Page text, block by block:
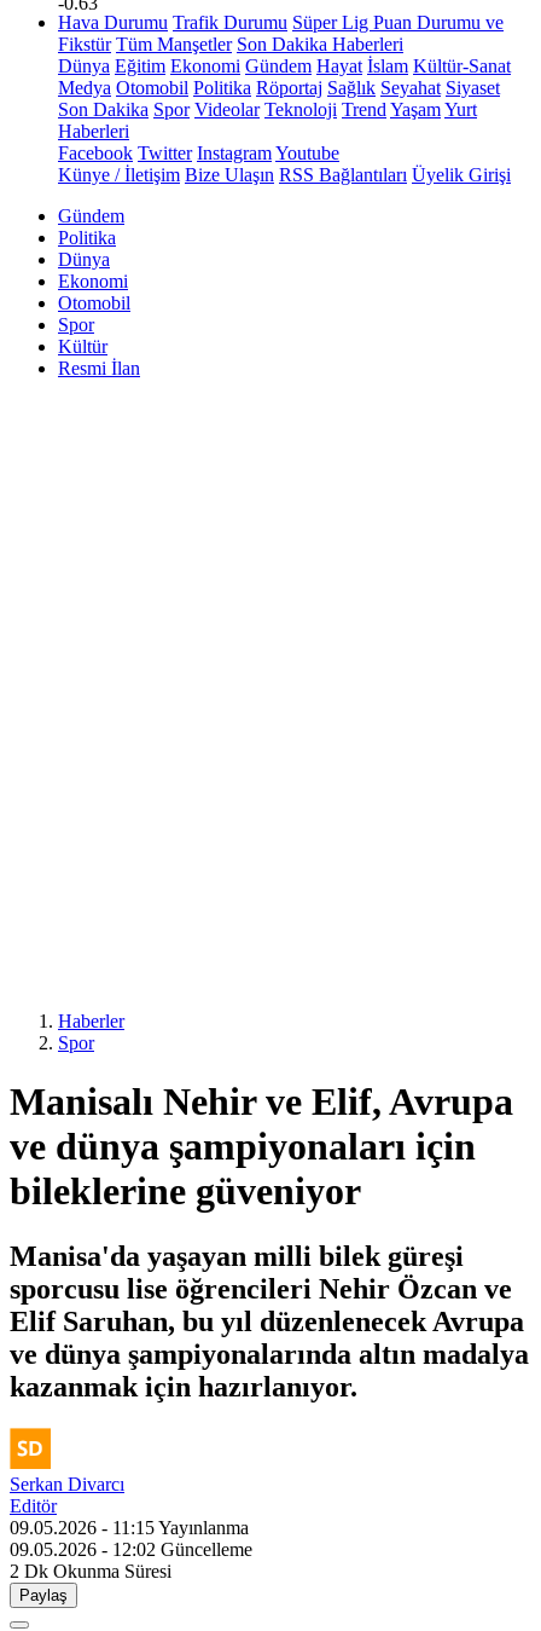
Hava Durumu Trafik Durumu Süper Lig Puan Durumu ve
Fikstür Tüm Manşetler Son Dakika Haberleri
Dünya Eğitim Ekonomi Gündem Hayat İslam Kültür-Sanat
Medya Otomobil Politika Röportaj Sağlık Seyahat Siyaset
Son Dakika Spor Videolar Teknoloji Trend YaşamYurt
Haberleri
Facebook Twitter InstagramYoutube
Künye / İletişim Bize Ulaşın RSS Bağlantıları Üyelik Girişi
Gündem
Politika
Dünya
Ekonomi
Otomobil
Spor
Kültür
Resmi İlan
Haberler
Spor
Manisalı Nehir ve Elif, Avrupa
ve dünya şampiyonaları için
bileklerine güveniyor
Manisa'da yaşayan milli bilek güreşi
sporcusu lise öğrencileri Nehir Özcan ve
Elif Saruhan, bu yıl düzenlenecek Avrupa
ve dünya şampiyonalarında altın madalya
kazanmak için hazırlanıyor.
Serkan Divarcı
Editör
09.05.2026 - 11:15Yayınlanma
09.05.2026 - 12:02 Güncelleme
2 Dk Okunma Süresi
Paylaş